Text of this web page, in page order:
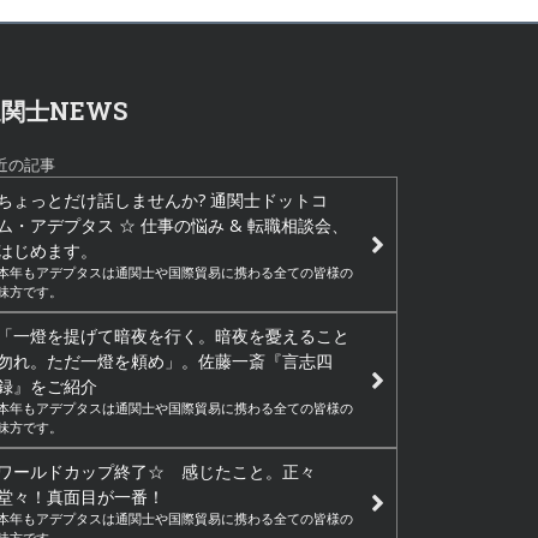
士NEWS
の記事
ょっとだけ話しませんか? 通関士ドットコ
・アデプタス ☆ 仕事の悩み & 転職相談会、
じめます。
年もアデプタスは通関士や国際貿易に携わる全ての皆様の
方です。
「一燈を提げて暗夜を行く。暗夜を憂えること
れ。ただ一燈を頼め」。佐藤一斎『言志四
』をご紹介
年もアデプタスは通関士や国際貿易に携わる全ての皆様の
方です。
ワールドカップ終了☆ 感じたこと。正々
々！真面目が一番！
年もアデプタスは通関士や国際貿易に携わる全ての皆様の